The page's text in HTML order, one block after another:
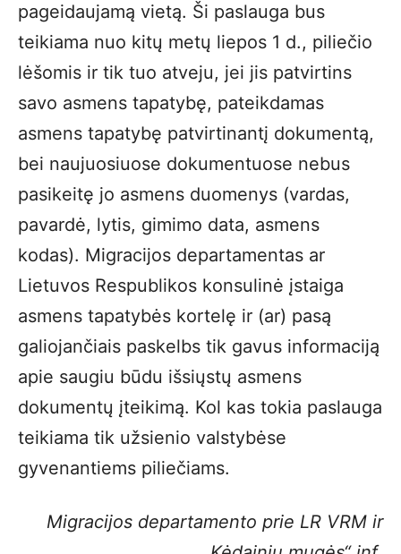
pageidaujamą vietą. Ši paslauga bus
teikiama nuo kitų metų liepos 1 d., piliečio
lėšomis ir tik tuo atveju, jei jis patvirtins
savo asmens tapatybę, pateikdamas
asmens tapatybę patvirtinantį dokumentą,
bei naujuosiuose dokumentuose nebus
pasikeitę jo asmens duomenys (vardas,
pavardė, lytis, gimimo data, asmens
kodas). Migracijos departamentas ar
Lietuvos Respublikos konsulinė įstaiga
asmens tapatybės kortelę ir (ar) pasą
galiojančiais paskelbs tik gavus informaciją
apie saugiu būdu išsiųstų asmens
dokumentų įteikimą. Kol kas tokia paslauga
teikiama tik užsienio valstybėse
gyvenantiems piliečiams.
Migracijos departamento prie LR VRM ir